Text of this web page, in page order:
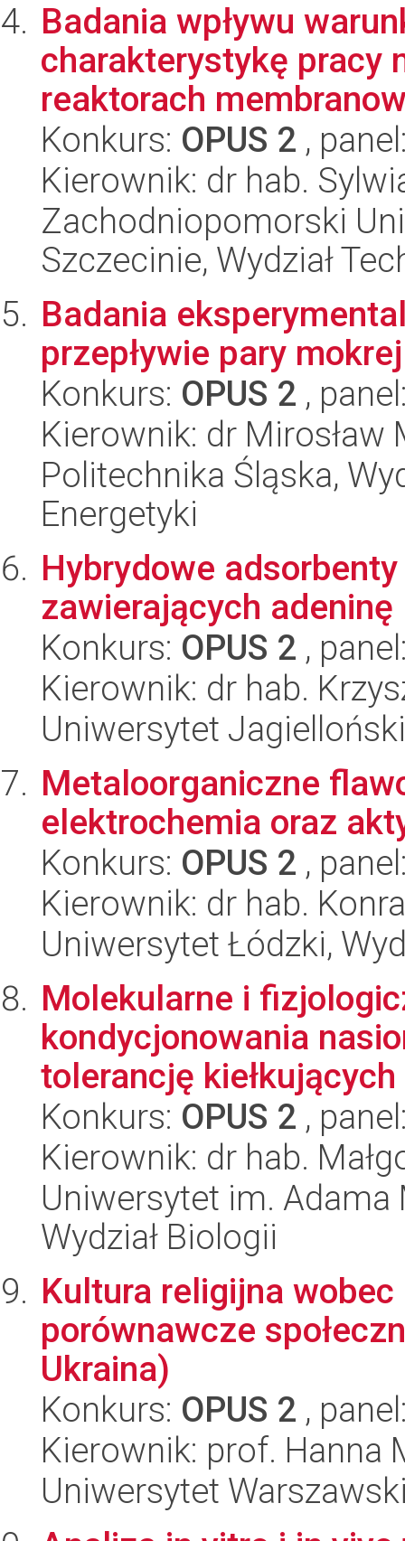
Badania wpływu
charakterystykę pracy
reaktorach
Konkurs: OPUS 2 ,
Kierownik: dr hab.
Zachodniopomorski
Szczecinie, Wydział
Badania
przepływie pary mokrej
Konkurs: OPUS 2 ,
Kierownik: dr Mirosław
Politechnika Śląska,
Energetyki
Hybrydowe
zawierających adeninę
Konkurs: OPUS 2 ,
Kierownik: dr hab.
Uniwersytet
Metaloorganiczne
elektrochemia oraz
Konkurs: OPUS 2 ,
Kierownik: dr hab.
Uniwersytet Łódzki,
Molekularne i
kondycjonowania
tolerancję
Konkurs: OPUS 2 ,
Kierownik: dr hab.
Uniwersytet im.
Wydział Biologii
Kultura religijna
porównawcze
Ukraina)
Konkurs: OPUS 2 ,
Kierownik: prof. Hanna
Uniwersytet